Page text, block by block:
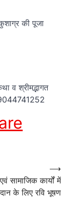
की पूजा
व श्रीमद्भागत
9044741252
सामाजिक कार्यों में
के लिए रवि भूषण
⟶